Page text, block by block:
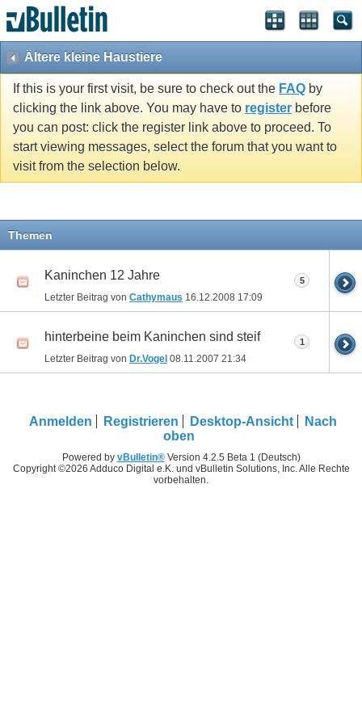
Ältere kleine Haustiere
If this is your first visit, be sure to check out the FAQ by
clicking the link above. You may have to register before
you can post: click the register link above to proceed. To
start viewing messages, select the forum that you want to
visit from the selection below.
Themen
Kaninchen 12 Jahre
Letzter Beitrag von Cathymaus 16.12.2008 17:09
5
hinterbeine beim Kaninchen sind steif
Letzter Beitrag von Dr.Vogel 08.11.2007 21:34
1
Anmelden Registrieren Desktop-Ansicht
Nach
oben
Powered by vBulletin®Version 4.2.5 Beta 1 (Deutsch)
Copyright ©2026 Adduco Digital e.K. und vBulletin Solutions, Inc. Alle Rechte
vorbehalten.